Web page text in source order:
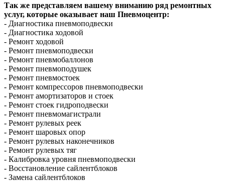
Так же представляем вашему вниманию ряд ремонтных
услуг, которые оказывает наш Пневмоцентр:
- Диагностика пневмоподвески
- Диагностика ходовой
- Ремонт ходовой
- Ремонт пневмоподвески
- Ремонт пневмобаллонов
- Ремонт пневмоподушек
- Ремонт пневмостоек
- Ремонт компрессоров пневмоподвески
- Ремонт амортизаторов и стоек
- Ремонт стоек гидроподвески
- Ремонт пневмомагистрали
- Ремонт рулевых реек
- Ремонт шаровых опор
- Ремонт рулевых наконечников
- Ремонт рулевых тяг
- Калибровка уровня пневмоподвески
- Восстановление сайлентблоков
- Замена сайлентблоков